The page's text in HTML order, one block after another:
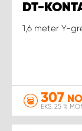
DT-
1,6 meter Y-
307
EKS. 25 %